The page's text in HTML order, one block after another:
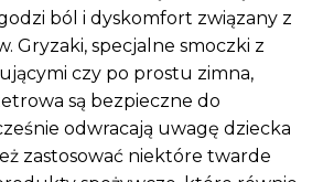
ból i dyskomfort związany z
Gryzaki, specjalne smoczki z
czy po prostu zimna,
są bezpieczne do
odwracają uwagę dziecka
zastosować niektóre twarde